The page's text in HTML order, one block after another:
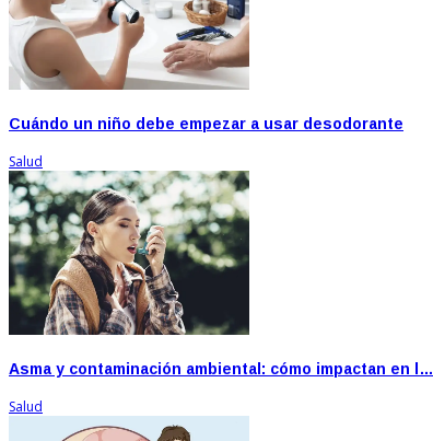
Cuándo un niño debe empezar a usar desodorante
Salud
Asma y contaminación ambiental: cómo impactan en l…
Salud